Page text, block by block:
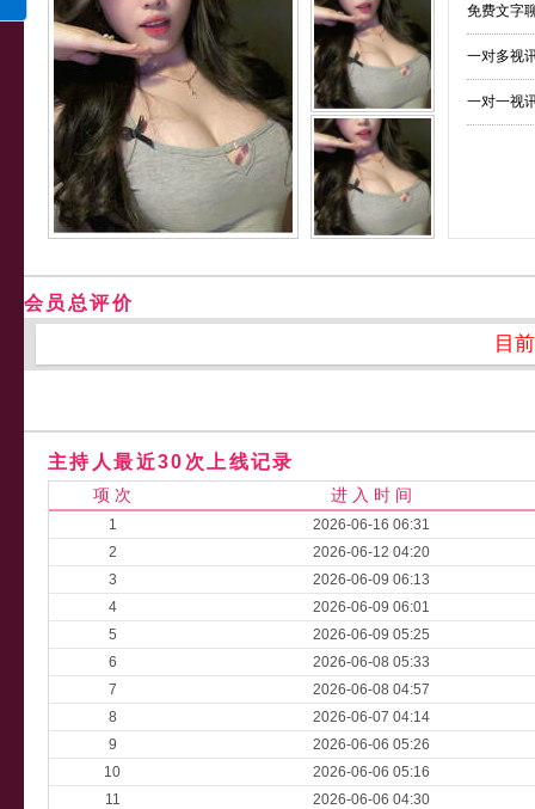
免费文字
一对多视
一对一视
会员总评价
目
主持人最近30次上线记录
项 次 进 入 时 间
1
2026-06-16 06:31
2
2026-06-12 04:20
3
2026-06-09 06:13
4
2026-06-09 06:01
5
2026-06-09 05:25
6
2026-06-08 05:33
7
2026-06-08 04:57
8
2026-06-07 04:14
9
2026-06-06 05:26
10
2026-06-06 05:16
11
2026-06-06 04:30